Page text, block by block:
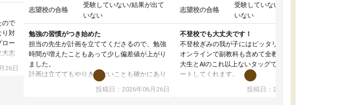
ので
り対
ロー
大志
て
詳し
26日
志望校の合格
受験していない/結果が出て
いない
勉強の習慣がつき始めた
担当の先生が計画を立ててくださるので、勉強
時間が増えたこともあって少し偏差値が上がり
ました。
計画は立ててもやりきれないことも確かにあり
ますが、サボってしまう日は徐々に減ってき
て、成績が上がったことで本人もやる気になっ
投稿日：2026年06月26日
志望校の合格
受験していない/結果が出て
いない
不登校でも大丈夫です！
不登校ぎみの我が子にはピッタリの塾です。
オンラインで副教科も含めて全教科対応で、東
大生とAIのこれ以上ないタッグで、学習をサポ
ートしてくれます。
また、オンラインの自習室もまだ使えていませ
んが毎日利用でき（東大生が常駐していま
投稿日：2026年06月18日